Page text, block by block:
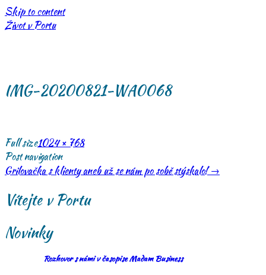
Skip to content
Život v Portu
IMG-20200821-WA0068
Full size1024 × 768
Post navigation
Grilovačka s klienty aneb už se nám po sobě stýskalo!→
Vítejte v Portu
Novinky
Rozhovor s námi v časopise Madam Business